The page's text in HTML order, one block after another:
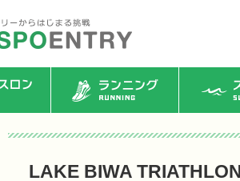
ン ランニング ス
LAKE BIWA